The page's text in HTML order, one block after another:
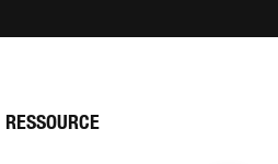
RESSOURCE